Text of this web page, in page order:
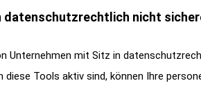
datenschutzrechtlich nicht
Unternehmen mit Sitz in
diese Tools aktiv sind, können Ihre